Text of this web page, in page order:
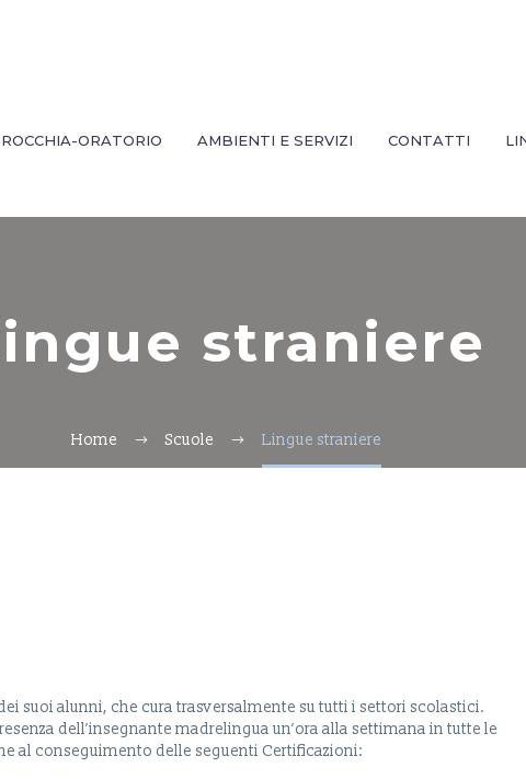
ORATORIO AMBIENTI E SERVIZI CONTATTI
straniere
Home Scuole Lingue straniere
suoi alunni, che cura trasversalmente su tutti i settori scolastici.
dell’insegnante madrelingua un’ora alla settimana in tutte le
al conseguimento delle seguenti Certificazioni: